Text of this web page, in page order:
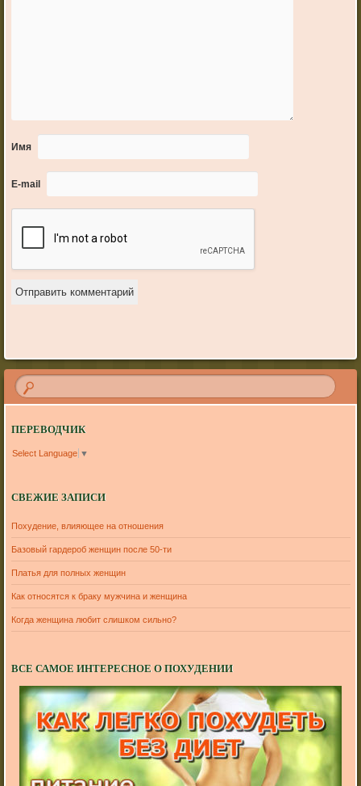
Имя
E-mail
ПЕРЕВОДЧИК
Select Language ▼
СВЕЖИЕ ЗАПИСИ
Похудение, влияющее на отношения
Базовый гардероб женщин после 50-ти
Платья для полных женщин
Как относятся к браку мужчина и женщина
Когда женщина любит слишком сильно?
ВСЕ САМОЕ ИНТЕРЕСНОЕ О ПОХУДЕНИИ